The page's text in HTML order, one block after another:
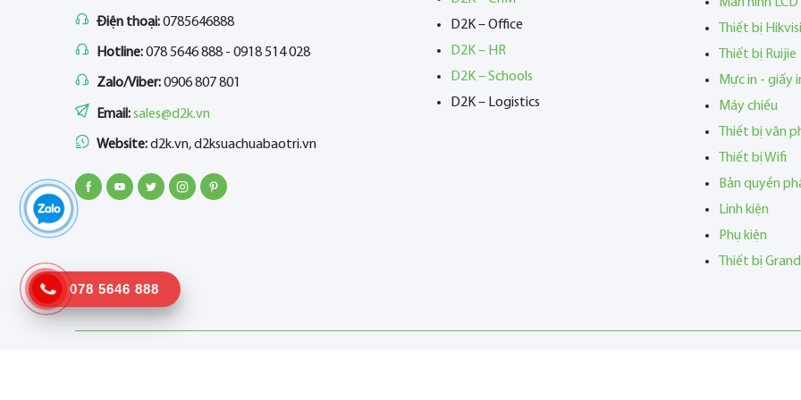
Điện thoại:0785646888
Hotline:078 5646 888 - 0918 514 028
Zalo/Viber:0906 807 801
Email:sales@d2k.vn
Website:d2k.vn, d2ksuachuabaotri.vn
D2K – Office
D2K – HR
D2K – Schools
D2K – Logistics
Thiết bị
Thiết bị Ruijie
Mực in - giấy
Máy chiếu
Thiết bị văn
Thiết bị Wifi
Bản quyền
Linh kiện
Phụ kiện
Thiết bị
078 5646 888